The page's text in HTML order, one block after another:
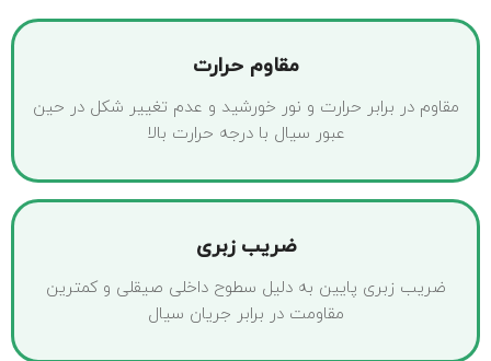
مقاوم حرارت
مقاوم در برابر حرارت و نور خورشید و عدم تغییر شکل در حین
عبور سیال با درجه حرارت بالا
ضریب زبری
ضریب زبری پایین به دلیل سطوح داخلی صیقلی و کمترین
مقاومت در برابر جریان سیال